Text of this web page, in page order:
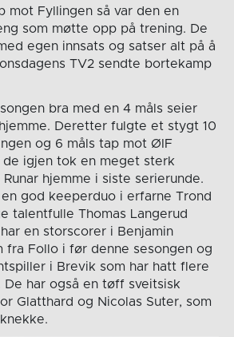
mot Fyllingen så var den en
som møtte opp på trening. De
egen innsats og satser alt på å
TV2 sendte bortekamp
bra med en 4 måls seier
Deretter fulgte et stygt 10
og 6 måls tap mot ØIF
igjen tok en meget sterk
hjemme i siste serierunde.
god keeperduo i erfarne Trond
talentfulle Thomas Langerud
en storscorer i Benjamin
fra Follo i før denne sesongen og
i Brevik som har hatt flere
De har også en tøff sveitsisk
Glatthard og Nicolas Suter, som